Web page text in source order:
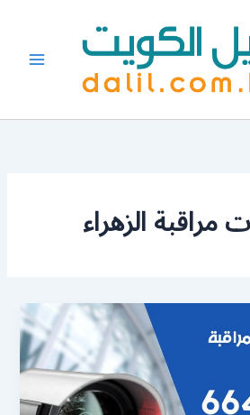
مراقبة الزهراء